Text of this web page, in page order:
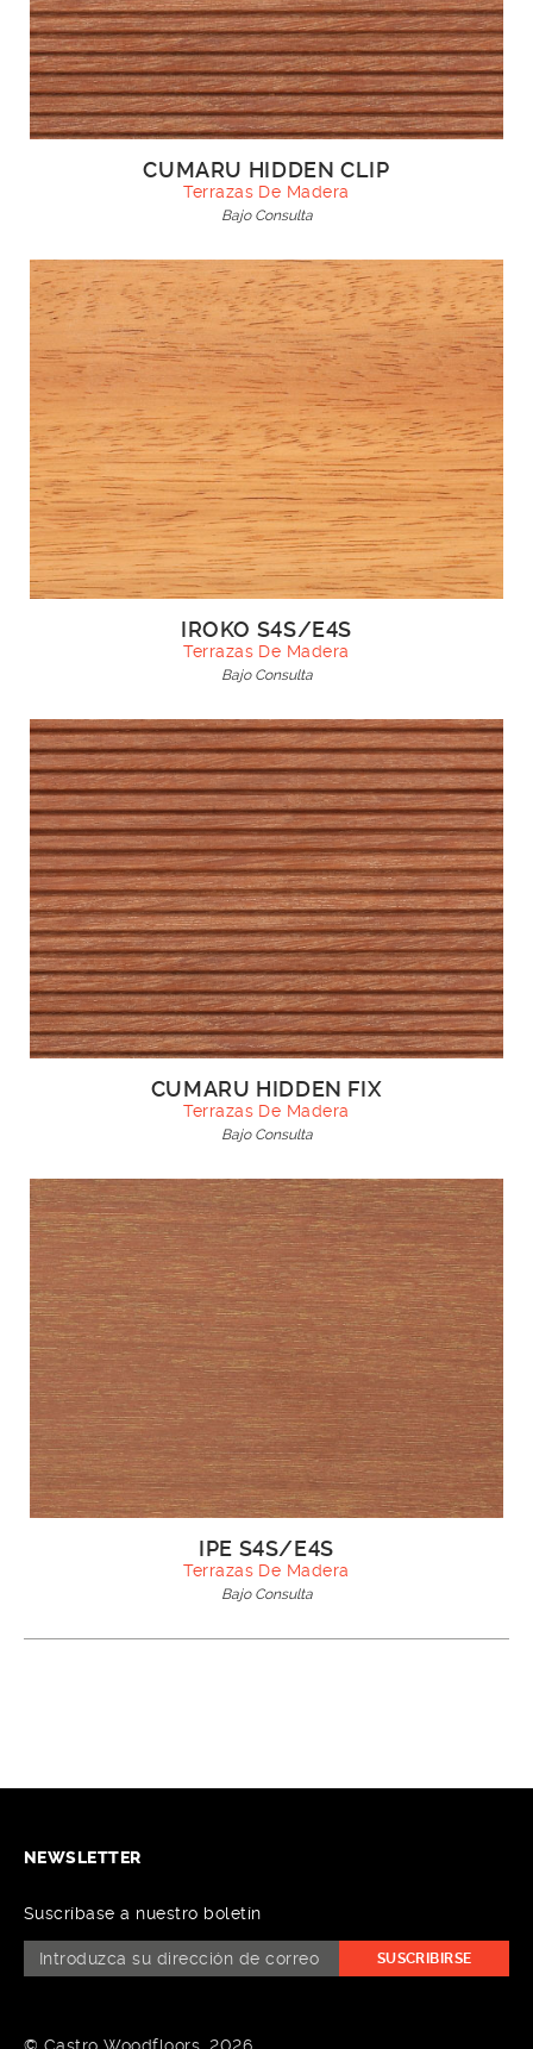
CUMARU HIDDEN CLIP
Terrazas De Madera
Bajo Consulta
IROKO S4S/E4S
Terrazas De Madera
Bajo Consulta
CUMARU HIDDEN FIX
Terrazas De Madera
Bajo Consulta
IPE S4S/E4S
Terrazas De Madera
Bajo Consulta
NEWSLETTER
Suscríbase a nuestro boletín
SUSCRIBIRSE